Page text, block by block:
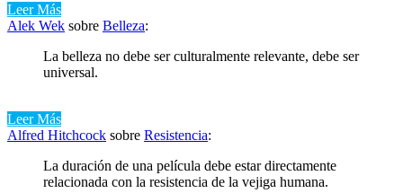
Leer Más
Alek Wek sobre Belleza:
La belleza no debe ser culturalmente relevante, debe ser
universal.
Leer Más
Alfred Hitchcock sobre Resistencia:
La duración de una película debe estar directamente
relacionada con la resistencia de la vejiga humana.